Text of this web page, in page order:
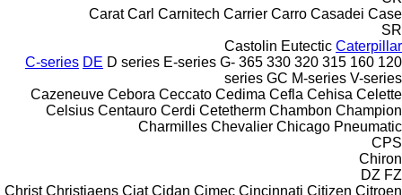
Carat Carl Carnitech Carrier Carro Casadei Case
SR
Castolin Eutectic Caterpillar
120
160
315
320
330
365
C-series DE D series E-series G-
series GC M-series V-series
Cazeneuve Cebora Ceccato Cedima Cefla Cehisa Celette
Celsius Centauro Cerdi Cetetherm Chambon Champion
Charmilles Chevalier Chicago Pneumatic
CPS
Chiron
DZ FZ
Christ Christiaens Ciat Cidan Cimec Cincinnati Citizen Citroen